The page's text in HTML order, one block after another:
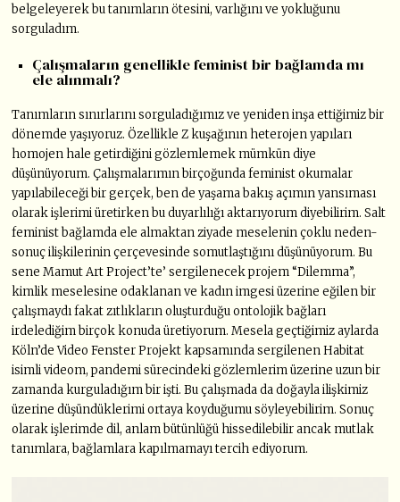
belgeleyerek bu tanımların ötesini, varlığını ve yokluğunu
sorguladım.
Çalışmaların genellikle feminist bir bağlamda mı
ele alınmalı?
Tanımların sınırlarını sorguladığımız ve yeniden inşa ettiğimiz bir
dönemde yaşıyoruz. Özellikle Z kuşağının heterojen yapıları
homojen hale getirdiğini gözlemlemek mümkün diye
düşünüyorum. Çalışmalarımın birçoğunda feminist okumalar
yapılabileceği bir gerçek, ben de yaşama bakış açımın yansıması
olarak işlerimi üretirken bu duyarlılığı aktarıyorum diyebilirim. Salt
feminist bağlamda ele almaktan ziyade meselenin çoklu neden-
sonuç ilişkilerinin çerçevesinde somutlaştığını düşünüyorum. Bu
sene Mamut Art Project’te’ sergilenecek projem “Dilemma”,
kimlik meselesine odaklanan ve kadın imgesi üzerine eğilen bir
çalışmaydı fakat zıtlıkların oluşturduğu ontolojik bağları
irdelediğim birçok konuda üretiyorum. Mesela geçtiğimiz aylarda
Köln’de Video Fenster Projekt kapsamında sergilenen Habitat
isimli videom, pandemi sürecindeki gözlemlerim üzerine uzun bir
zamanda kurguladığım bir işti. Bu çalışmada da doğayla ilişkimiz
üzerine düşündüklerimi ortaya koyduğumu söyleyebilirim. Sonuç
olarak işlerimde dil, anlam bütünlüğü hissedilebilir ancak mutlak
tanımlara, bağlamlara kapılmamayı tercih ediyorum.